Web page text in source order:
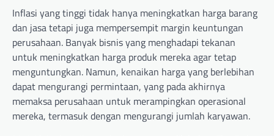
Inflasi yang tinggi tidak hanya meningkatkan harga barang
dan jasa tetapi juga mempersempit margin keuntungan
perusahaan. Banyak bisnis yang menghadapi tekanan
untuk meningkatkan harga produk mereka agar tetap
menguntungkan. Namun, kenaikan harga yang berlebihan
dapat mengurangi permintaan, yang pada akhirnya
memaksa perusahaan untuk merampingkan operasional
mereka, termasuk dengan mengurangi jumlah karyawan.